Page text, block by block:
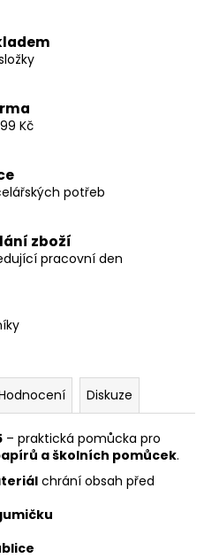
Kč
potřeb
zboží
pracovní den
Diskuze
– praktická pomůcka pro
a školních pomůcek.
chrání obsah před